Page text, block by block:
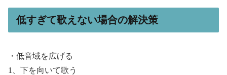
低すぎて歌えない場合の解決策
・低音域を広げる
1、下を向いて歌う